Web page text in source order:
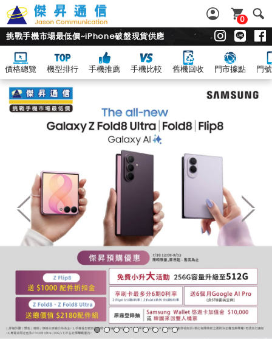
0
挑戰手機市場最低價~iPhone破盤現貨供應
價格總覽 機型排行 手機推薦 手機比較 舊機回收 門市據點 門